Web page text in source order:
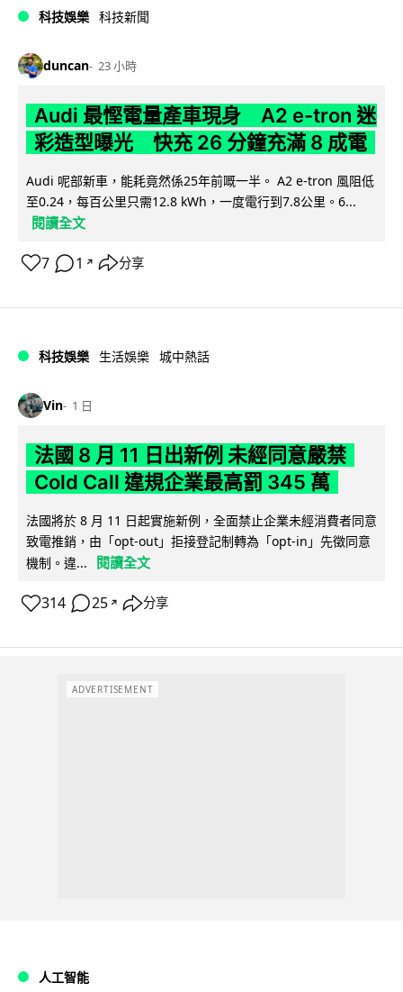
科技娛樂 科技新聞
duncan 23 小時
Audi 最慳電量產車現身 A2 e-tron 迷
彩造型曝光 快充 26 分鐘充滿 8 成電
Audi 呢部新車，能耗竟然係25年前嘅一半。 A2 e-tron 風阻低
至0.24，每百公里只需12.8 kWh，一度電行到7.8公里。6...
閱讀全文
7 1 ↗ 分享
科技娛樂 生活娛樂 城中熱話
Vin 1 日
法國 8 月 11 日出新例 未經同意嚴禁
Cold Call 違規企業最高罰 345 萬
法國將於 8 月 11 日起實施新例，全面禁止企業未經消費者同意
致電推銷，由「opt-out」拒接登記制轉為「opt-in」先徵同意
機制。違...
閱讀全文
314 25 ↗ 分享
ADVERTISEMENT
人工智能